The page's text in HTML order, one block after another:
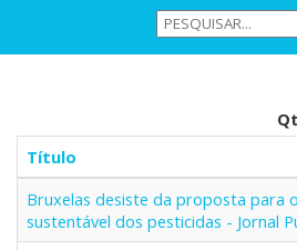
Título
Bruxelas desiste da proposta para
sustentável dos pesticidas - Jornal